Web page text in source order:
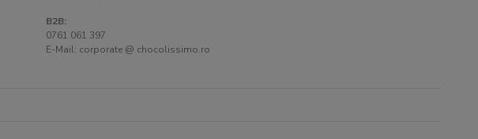
B2B:
0761 061 397
E-Mail: corporate @ chocolissimo.ro